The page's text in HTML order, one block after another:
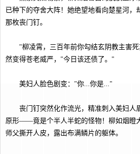
已种下的夺舍大阵！她绝望地看向楚星河，
那枚丧门钉。
"柳凌霄，三百年前你勾结玄阴教主害死
然变得苍老威严，"今日该还债了。"
美妇人脸色剧变："你...你是..."
丧门钉突然化作流光，精准刺入美妇人
原形——竟是个半人半蛇的怪物！柳如烟瞪
师父撕开人皮，露出布满鳞片的躯体。